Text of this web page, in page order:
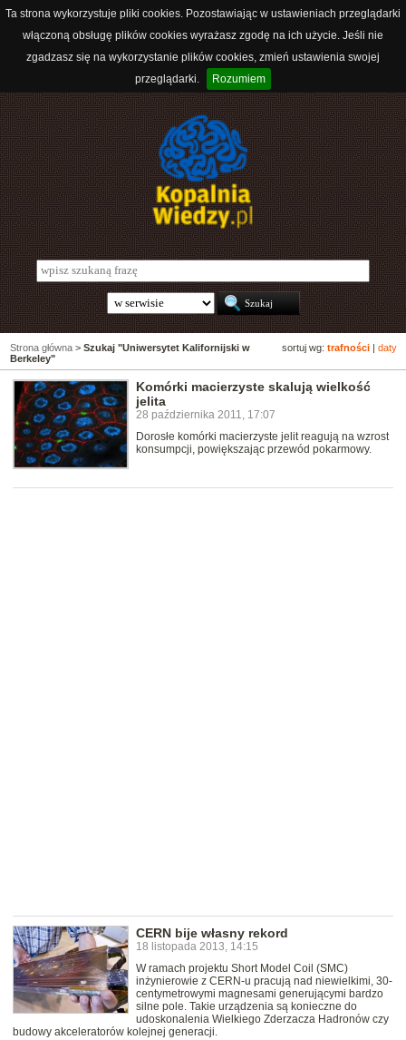
Ta strona wykorzystuje pliki cookies. Pozostawiając w ustawieniach przeglądarki
włączoną obsługę plików cookies wyrażasz zgodę na ich użycie. Jeśli nie
zgadzasz się na wykorzystanie plików cookies, zmień ustawienia swojej
przeglądarki.
Rozumiem
sortuj wg: trafności daty
Strona główna > Szukaj "Uniwersytet Kalifornijski w
Berkeley"
Komórki macierzyste skalują wielkość
jelita
28 października 2011, 17:07
Dorosłe komórki macierzyste jelit reagują na wzrost
konsumpcji, powiększając przewód pokarmowy.
CERN bije własny rekord
18 listopada 2013, 14:15
W ramach projektu Short Model Coil (SMC)
inżynierowie z CERN-u pracują nad niewielkimi, 30-
centymetrowymi magnesami generującymi bardzo
silne pole. Takie urządzenia są konieczne do
udoskonalenia Wielkiego Zderzacza Hadronów czy
budowy akceleratorów kolejnej generacji.